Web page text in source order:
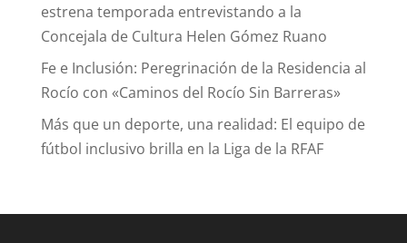
estrena temporada entrevistando a la
Concejala de Cultura Helen Gómez Ruano
Fe e Inclusión: Peregrinación de la Residencia al
Rocío con «Caminos del Rocío Sin Barreras»
Más que un deporte, una realidad: El equipo de
fútbol inclusivo brilla en la Liga de la RFAF